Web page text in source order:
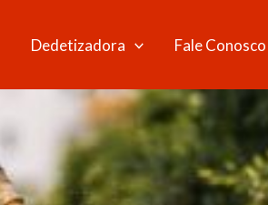
Dedetizadora Fale Conosco